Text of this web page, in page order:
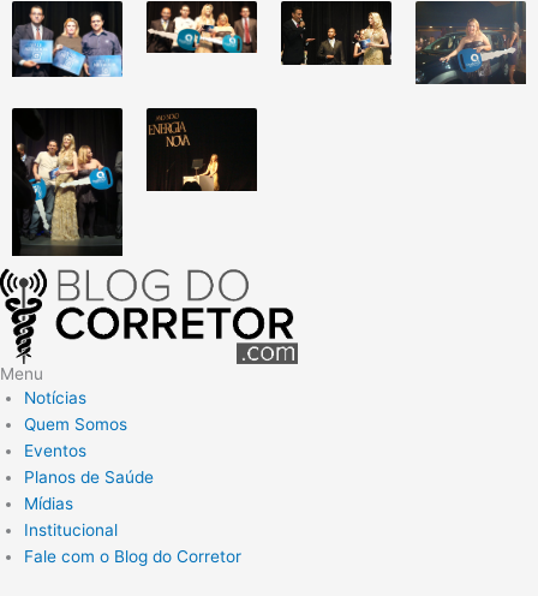
Menu
Notícias
Quem Somos
Eventos
Planos de Saúde
Mídias
Institucional
Fale com o Blog do Corretor